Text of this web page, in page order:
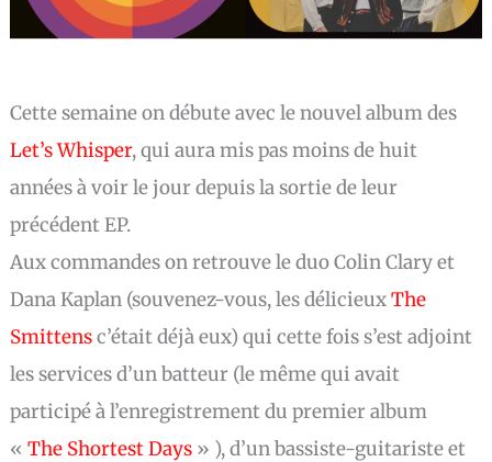
Cette semaine on débute avec le nouvel album des
Let’s Whisper, qui aura mis pas moins de huit
années à voir le jour depuis la sortie de leur
précédent EP.
Aux commandes on retrouve le duo Colin Clary et
Dana Kaplan (souvenez-vous, les délicieuxThe
Smittensc’était déjà eux) qui cette fois s’est adjoint
les services d’un batteur (le même qui avait
participé à l’enregistrement du premier album
«The Shortest Days » ), d’un bassiste-guitariste et